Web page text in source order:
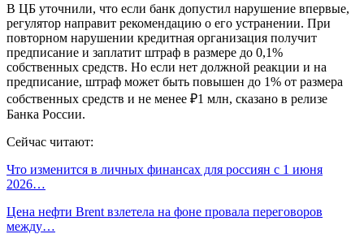
В ЦБ уточнили, что если банк допустил нарушение впервые,
регулятор направит рекомендацию о его устранении. При
повторном нарушении кредитная организация получит
предписание и заплатит штраф в размере до 0,1%
собственных средств. Но если нет должной реакции и на
предписание, штраф может быть повышен до 1% от размера
собственных средств и не менее ₽1 млн, сказано в релизе
Банка России.
Сейчас читают:
Что изменится в личных финансах для россиян с 1 июня
2026…
Цена нефти Brent взлетела на фоне провала переговоров
между…